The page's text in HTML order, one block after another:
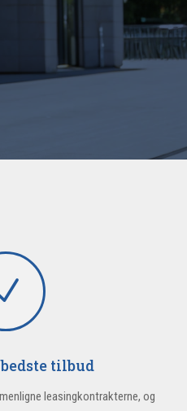
tilbud
leasingkontrakterne, og